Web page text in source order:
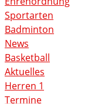
Sportarten
Badminton
News
Basketball
Aktuelles
Herren 1
Termine